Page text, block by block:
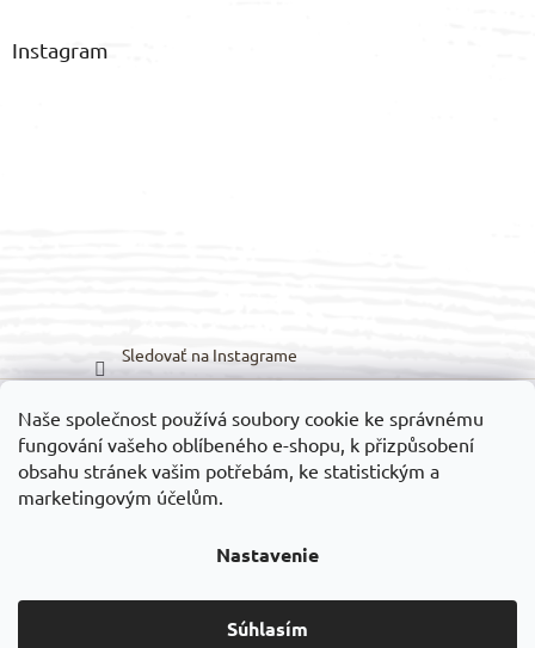
Naše společnost používá soubory cookie ke správnému
fungování vašeho oblíbeného e-shopu, k přizpůsobení
obsahu stránek vašim potřebám, ke statistickým a
marketingovým účelům.
Nastavenie
Súhlasím
Instagram
Sledovať na Instagrame
Možnosti prepravy: Možnosti platieb:
Vytvoril Shoptet
VELEDILO.cz. Všetky práva vyhradené.